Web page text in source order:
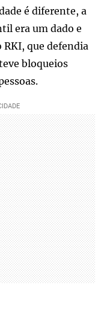
é diferente, a
era um dado e
que defendia
bloqueios